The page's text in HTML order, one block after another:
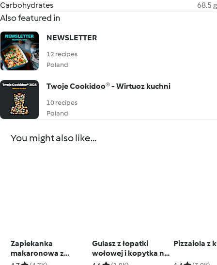
Carbohydrates
68.5 g
Also featured in
NEWSLETTER
12 recipes
Poland
Twoje Cookidoo® - Wirtuoz kuchni
10 recipes
Poland
You might also like...
Zapiekanka
makaronowa z
pieczarkami, papryką
Gulasz z łopatki
wołowej i kopytka na
parze
Pizzaiola z